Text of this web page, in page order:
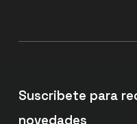
Suscribete para
novedades